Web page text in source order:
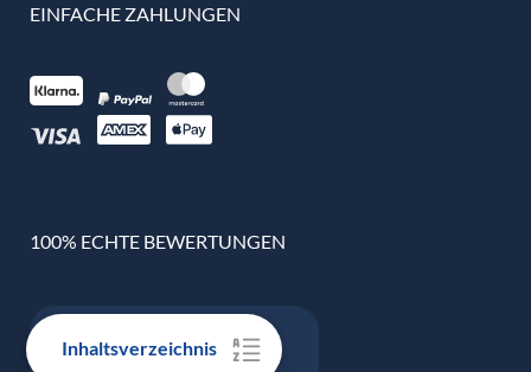
Inhaltsverzeichnis
EINFACHE ZAHLUNGEN
100% ECHTE BEWERTUNGEN